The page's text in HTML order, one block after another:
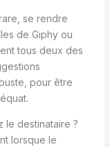
se rendre
de Giphy ou
tous deux des
pour être
le destinataire ?
lorsque le